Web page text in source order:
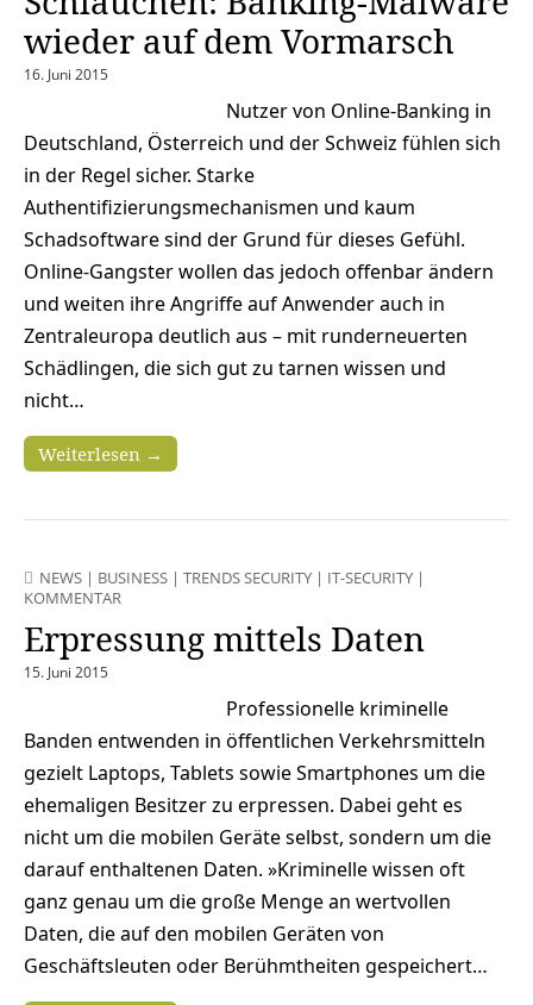
wieder auf dem Vormarsch
16. Juni 2015
Nutzer von Online-Banking in
Deutschland, Österreich und der Schweiz fühlen sich
in der Regel sicher. Starke
Authentifizierungsmechanismen und kaum
Schadsoftware sind der Grund für dieses Gefühl.
Online-Gangster wollen das jedoch offenbar ändern
und weiten ihre Angriffe auf Anwender auch in
Zentraleuropa deutlich aus – mit runderneuerten
Schädlingen, die sich gut zu tarnen wissen und
nicht…
Weiterlesen →
NEWS | BUSINESS | TRENDS SECURITY | IT-SECURITY |
KOMMENTAR
Erpressung mittels Daten
15. Juni 2015
Professionelle kriminelle
Banden entwenden in öffentlichen Verkehrsmitteln
gezielt Laptops, Tablets sowie Smartphones um die
ehemaligen Besitzer zu erpressen. Dabei geht es
nicht um die mobilen Geräte selbst, sondern um die
darauf enthaltenen Daten. »Kriminelle wissen oft
ganz genau um die große Menge an wertvollen
Daten, die auf den mobilen Geräten von
Geschäftsleuten oder Berühmtheiten gespeichert…